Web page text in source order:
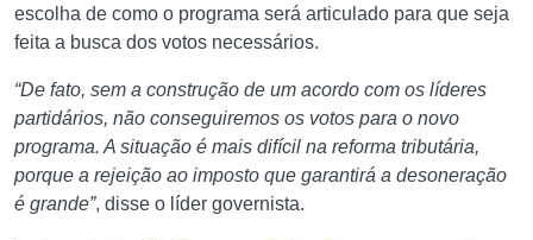
escolha de como o programa será articulado para que seja
feita a busca dos votos necessários.
“De fato, sem a construção de um acordo com os líderes
partidários, não conseguiremos os votos para o novo
programa. A situação é mais difícil na reforma tributária,
porque a rejeição ao imposto que garantirá a desoneração
é grande”, disse o líder governista.